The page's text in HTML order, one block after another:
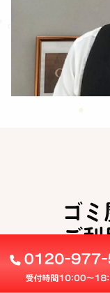
ゴ
ご利